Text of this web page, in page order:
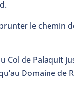
le chemin
de Palaquit
Domaine de